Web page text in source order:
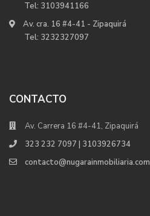
Tel: 3103941166
Av. cra. 16 #4-41 - Zipaquirá
Tel: 3232327097
CONTACTO
Av. Carrera 16 #4-41, Zipaquirá
323 232 7097 | 3103926734
contacto@nugarainmobiliaria.com